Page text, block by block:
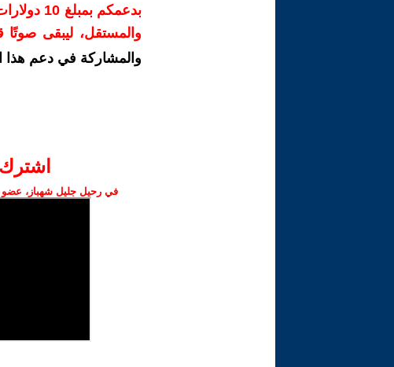
بدعمكم
والمستقل، ليبقى صوتًا
والمشاركة في دعم هذا
في رحيل جليل شهباز، عضو